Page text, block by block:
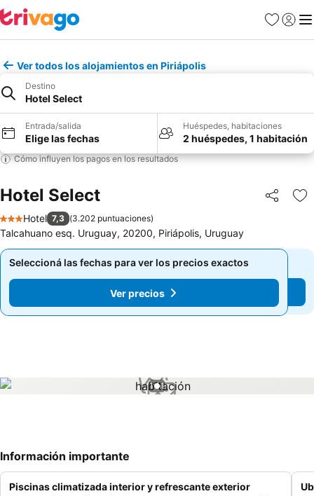
Favoritos
Iniciar
Ver todos los alojamientos en Piriápolis
Destino
Hotel Select
Entrada/salida
Elige las fechas
Huéspedes, habitaciones
2 huéspedes, 1 habitación
Cómo influyen los pagos en los resultados
Hotel Select Compartir
3 Estrellas
Hotel 7,3 (3.202 puntuaciones)
Talcahuano esq. Uruguay, 20200, Piriápolis, Uruguay
Seleccioná las fechas para ver los precios exactos
Ver precios
Seleccioná las fechas para ver los precios exactos
Ver precios
1 / 1
Información importante
Piscinas climatizada interior y refrescante exterior